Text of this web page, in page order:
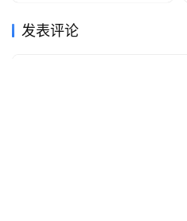
发表评论